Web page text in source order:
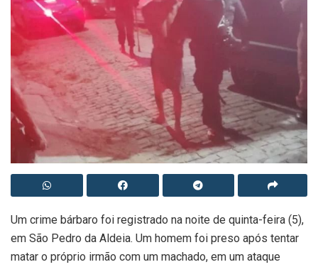
Um crime bárbaro foi registrado na noite de quinta-feira (5),
em São Pedro da Aldeia. Um homem foi preso após tentar
matar o próprio irmão com um machado, em um ataque